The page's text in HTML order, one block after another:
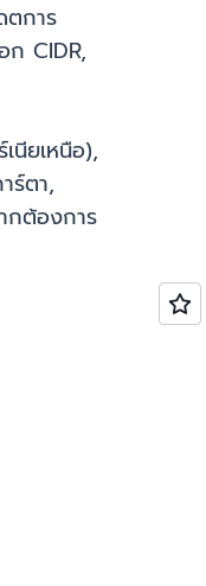
ตการ
CIDR,
นียเหนือ),
ร์ตา,
กต้องการ